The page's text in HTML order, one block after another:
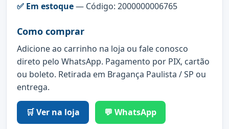
✅ Em estoque— Código: 2000000006765
Como comprar
Adicione ao carrinho na loja ou fale conosco
direto pelo WhatsApp. Pagamento por PIX, cartão
ou boleto. Retirada em Bragança Paulista / SP ou
entrega.
🛒 Ver na loja 💬 WhatsApp